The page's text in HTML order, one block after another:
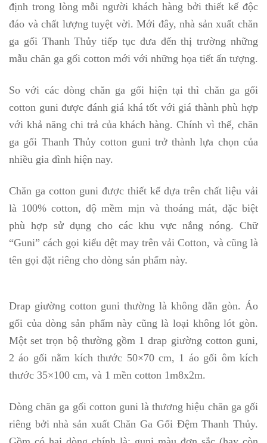
định trong lòng mỗi người khách hàng bởi thiết kế độc
đáo và chất lượng tuyệt vời. Mới đây, nhà sản xuất chăn
ga gối Thanh Thủy tiếp tục đưa đến thị trường những
mẫu chăn ga gối cotton mới với những họa tiết ấn tượng.
So với các dòng chăn ga gối hiện tại thì chăn ga gối
cotton guni được đánh giá khá tốt với giá thành phù hợp
với khả năng chi trả của khách hàng. Chính vì thế, chăn
ga gối Thanh Thủy cotton guni trở thành lựa chọn của
nhiều gia đình hiện nay.
Chăn ga cotton guni được thiết kế dựa trên chất liệu vải
là 100% cotton, độ mềm mịn và thoáng mát, đặc biệt
phù hợp sử dụng cho các khu vực nắng nóng. Chữ
“Guni” cách gọi kiểu dệt may trên vải Cotton, và cũng là
tên gọi đặt riêng cho dòng sản phẩm này.
Drap giường cotton guni thường là không dằn gòn. Áo
gối của dòng sản phẩm này cũng là loại không lót gòn.
Một set trọn bộ thường gồm 1 drap giường cotton guni,
2 áo gối nằm kích thước 50×70 cm, 1 áo gối ôm kích
thước 35×100 cm, và 1 mền cotton 1m8x2m.
Dòng chăn ga gối cotton guni là thương hiệu chăn ga gối
riêng bởi nhà sản xuất Chăn Ga Gối Đệm Thanh Thủy.